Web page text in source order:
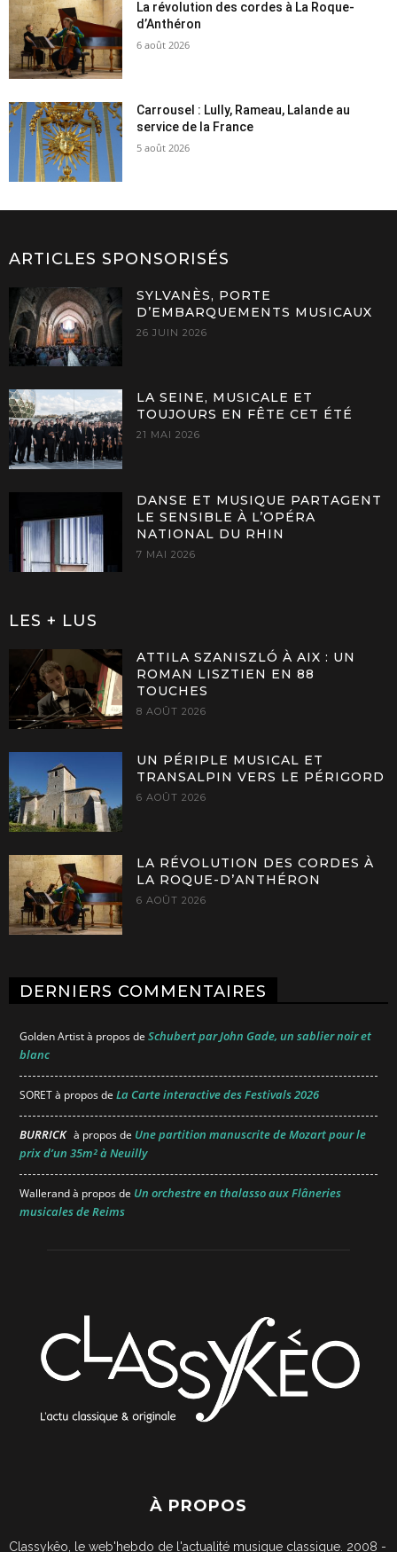
La révolution des cordes à La Roque-
d’Anthéron
6 août 2026
Carrousel : Lully, Rameau, Lalande au
service de la France
5 août 2026
ARTICLES SPONSORISÉS
SYLVANÈS, PORTE
D’EMBARQUEMENTS MUSICAUX
26 JUIN 2026
LA SEINE, MUSICALE ET
TOUJOURS EN FÊTE CET ÉTÉ
21 MAI 2026
DANSE ET MUSIQUE PARTAGENT
LE SENSIBLE À L’OPÉRA
NATIONAL DU RHIN
7 MAI 2026
LES + LUS
ATTILA SZANISZLÓ À AIX : UN
ROMAN LISZTIEN EN 88
TOUCHES
8 AOÛT 2026
UN PÉRIPLE MUSICAL ET
TRANSALPIN VERS LE PÉRIGORD
6 AOÛT 2026
LA RÉVOLUTION DES CORDES À
LA ROQUE-D’ANTHÉRON
6 AOÛT 2026
DERNIERS COMMENTAIRES
Golden Artistà propos de Schubert par John Gade, un sablier noir et
blanc
SORETà propos de La Carte interactive des Festivals 2026
BURRICK à propos de Une partition manuscrite de Mozart pour le
prix d’un 35m² à Neuilly
Wallerandà propos de Un orchestre en thalasso aux Flâneries
musicales de Reims
À PROPOS
Classykêo, le web'hebdo de l'actualité musique classique. 2008 -